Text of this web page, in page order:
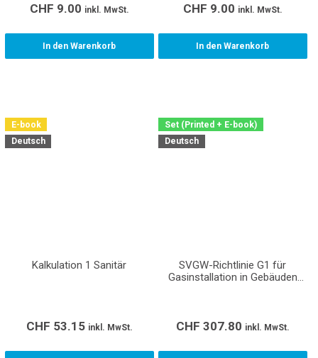
CHF 9.00 inkl. MwSt.
In den Warenkorb
CHF 9.00 inkl. MwSt.
In den Warenkorb
E-book
Deutsch
Kalkulation 1 Sanitär
CHF 53.15 inkl. MwSt.
Set (Printed + E-book)
Deutsch
SVGW-Richtlinie G1 für
Gasinstallation in Gebäuden
CHF 307.80 inkl. MwSt.